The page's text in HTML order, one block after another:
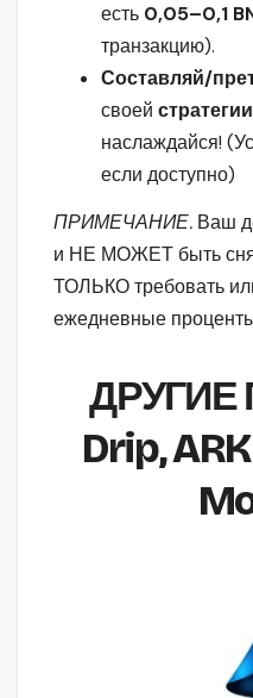
есть 0,05–0,1
транзакцию).
Составляй/
своей стратегии
наслаждайся!
если доступно)
ПРИМЕЧАНИЕ. Ваш
и НЕ МОЖЕТ быть
ТОЛЬКО требовать
ежедневные
Drip,